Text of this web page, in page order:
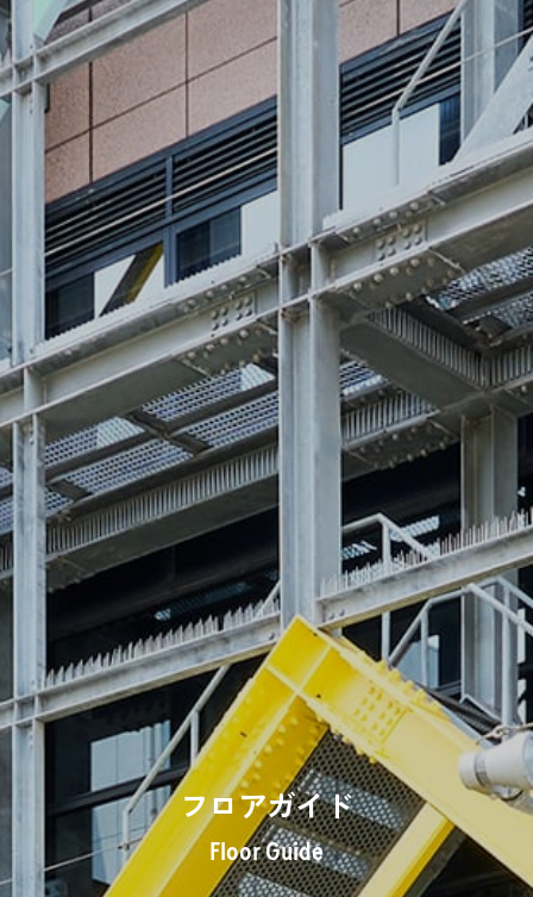
フロアガイド
Floor Guide